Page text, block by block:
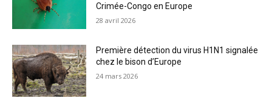
Crimée-Congo en Europe
28 avril 2026
Première détection du virus H1N1 signalée
chez le bison d’Europe
24 mars 2026